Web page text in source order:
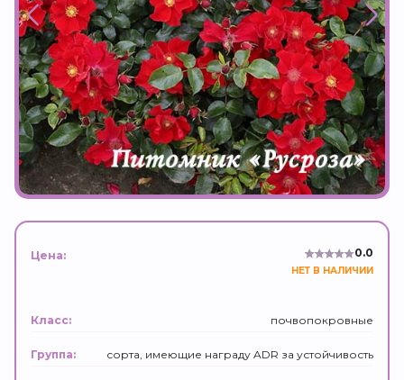
Цена: 0.0
НЕТ В НАЛИЧИИ
Класс: почвопокровные
Группа: сорта, имеющие награду ADR за устойчивость